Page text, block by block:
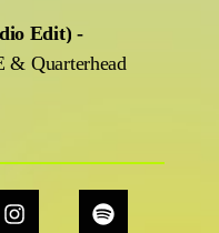
Edit) -
Quarterhead